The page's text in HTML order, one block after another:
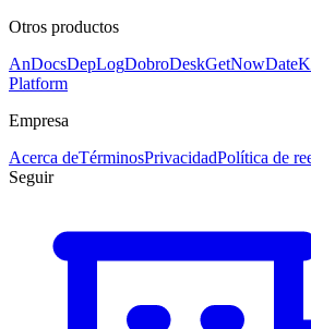
Otros productos
AnDocsDepLogDobroDeskGetNowDate
Platform
Empresa
Acerca deTérminosPrivacidadPolítica de
Seguir